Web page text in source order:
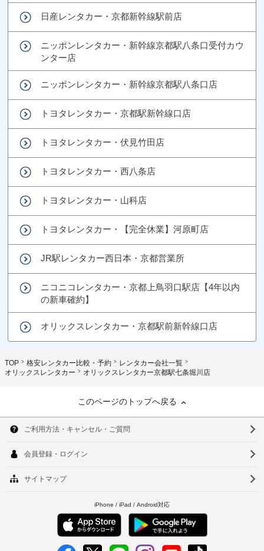
日産レンタカー・京都新幹線駅前店
ニッポンレンタカー・新幹線京都駅八条口受付カウ
ンター店
ニッポンレンタカー・新幹線京都駅八条口店
トヨタレンタカー・京都駅新幹線口店
トヨタレンタカー・伏見竹田店
トヨタレンタカー・西八条店
トヨタレンタカー・山科店
トヨタレンタカー・【完全休業】河原町店
JR駅レンタカー西日本・京都営業所
ニコニコレンタカー・京都上鳥羽口駅店【4年以内
の新車確約】
オリックスレンタカー・京都駅前新幹線口店
TOP 格安レンタカー比較・予約
レンタカー会社一覧
オリックスレンタカー
オリックスレンタカー京都駅七条堀川店
このページのトップへ戻る